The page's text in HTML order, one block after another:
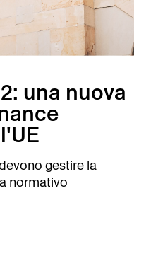
una nuova
gestire la
normativo